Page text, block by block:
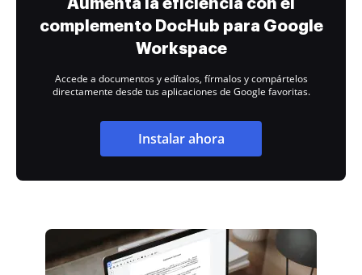
Aumenta la eficiencia con el
complemento DocHub para Google
Workspace
Accede a documentos y edítalos, fírmalos y compártelos
directamente desde tus aplicaciones de Google favoritas.
Instalar ahora